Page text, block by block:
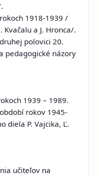
1918-1939 /
Kvačalu a J. Hronca/.
polovici 20.
pedagogické názory
1939 – 1989.
rokov 1945-
diela P. Vajcika, Ľ.
učiteľov na